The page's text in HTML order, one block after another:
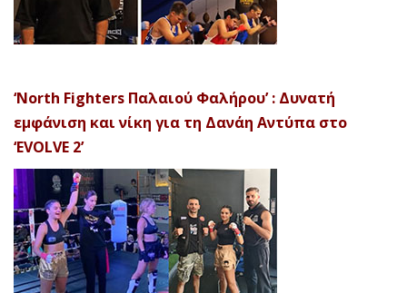
‘North Fighters Παλαιού Φαλήρου’ : Δυνατή
εμφάνιση και νίκη για τη Δανάη Αντύπα στο
‘EVOLVE 2’